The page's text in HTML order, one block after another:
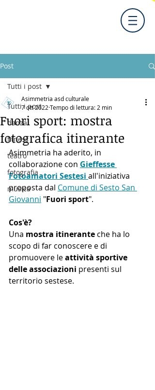
Post
Tutti i post
danza
fitness
teatro
fotografia
musica
Tutti i post
Fuori sport: mostra
fotografica itinerante
Asimmetria asd culturale
7 ott 2022 Tempo di lettura: 2 min
Asimmetria ha aderito, in
collaborazione con Gieffesse
Fotoamatori Sestesi all'iniziativa
proposta dal Comune di Sesto San
Giovanni "Fuori sport".
Cos'è?
Una mostra itinerante che ha lo
scopo di far conoscere e di
promuovere le attività sportive
delle associazioni presenti sul
territorio sestese.